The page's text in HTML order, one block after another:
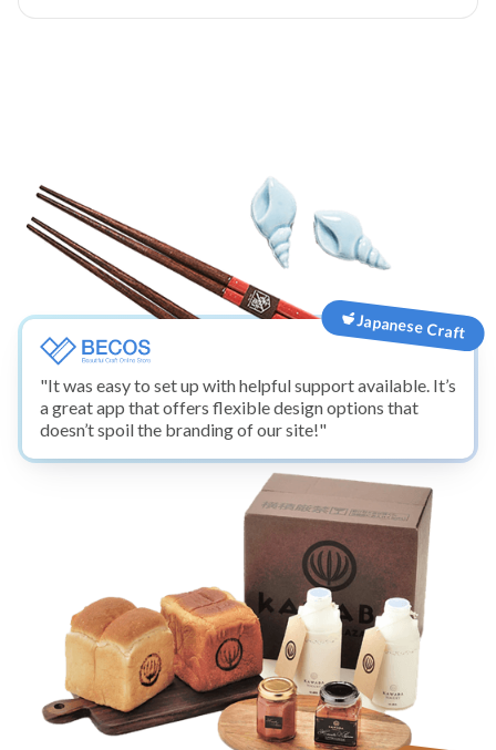
"It was easy to set up with helpful support available. It’s
a great app that offers flexible design options that
doesn’t spoil the branding of our site!"
Japanese Craft